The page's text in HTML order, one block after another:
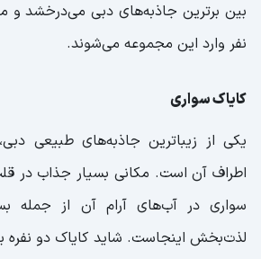
نفر وارد این مجموعه می‌شوند.
کایاک سواری
یکی از زیباترین جاذبه‌های طبیعی
اطراف آن است. مکانی بسیار جذاب در
سواری در آب‌های آرام آن از جمله
لذت‌بخش اینجاست. شاید کایاک دو نفره